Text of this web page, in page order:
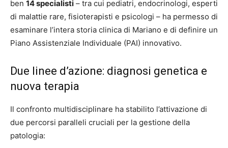
ben 14 specialisti – tra cui pediatri, endocrinologi, esperti
di malattie rare, fisioterapisti e psicologi – ha permesso di
esaminare l’intera storia clinica di Mariano e di definire un
Piano Assistenziale Individuale (PAI) innovativo.
Due linee d’azione: diagnosi genetica e
nuova terapia
Il confronto multidisciplinare ha stabilito l’attivazione di
due percorsi paralleli cruciali per la gestione della
patologia: